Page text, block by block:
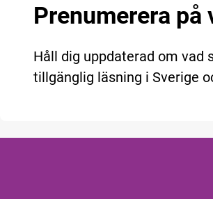
Prenumerera på
Håll dig uppdaterad om vad
tillgänglig läsning i Sverige